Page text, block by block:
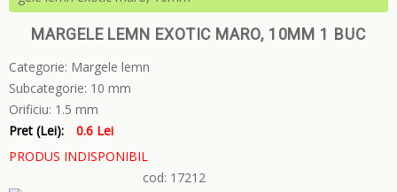
MARGELE LEMN EXOTIC MARO, 10MM 1 BUC
Categorie: Margele lemn
Subcategorie: 10 mm
Orificiu: 1.5 mm
Pret (Lei):
0.6 Lei
PRODUS INDISPONIBIL
cod: 17212